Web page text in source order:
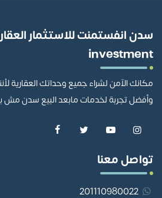
investment
مكانك الآمن لشراء جميع وحداتك العقارية
وأفضل تجربة لخدمات مابعد البيع سدن
تواصل معنا
201110980022